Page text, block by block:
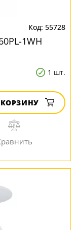
55728
1WH
1 шт.